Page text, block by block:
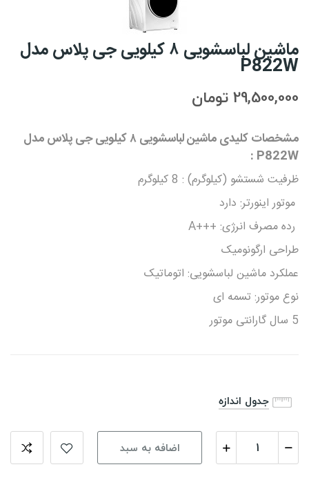
ماشین لباسشویی ۸ کیلویی جی پلاس مدل
P822W
29,500,000 تومان
مشخصات کلیدی ماشین لباسشویی ۸ کیلویی جی پلاس مدل
P822W :
ظرفیت شستشو (کیلوگرم) : 8 کیلوگرم
موتور اینورتر: دارد
رده مصرف انرژی: +++A
طراحی ارگونومیک
عملکرد ماشین لباسشویی: اتوماتیک
نوع موتور: تسمه ای
5 سال گارانتی موتور
جدول اندازه
اضافه به سبد